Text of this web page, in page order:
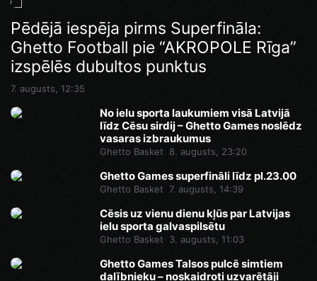
Ghetto Games superfināli līdz pl.23.00
7. augusts, 14:46
Pēdējā iespēja pirms Superfināla:
Ghetto Football pie “AKROPOLE Rīga”
izspēlēs dubultos punktus
7. augusts, 12:35
No ielu sporta laukumiem visā Latvijā
līdz Cēsu sirdij – Ghetto Games noslēdz
vasaras izbraukumus
Ghetto Basket 8. augusts, 23:20
Ghetto Games superfināli līdz pl.23.00
Ghetto Basket 7. augusts, 14:39
Cēsis uz vienu dienu kļūs par Latvijas
ielu sporta galvaspilsētu
Ghetto Basket 3. augusts, 11:03
Ghetto Games Talsos pulcē simtiem
dalībnieku – noskaidroti uzvarētāji